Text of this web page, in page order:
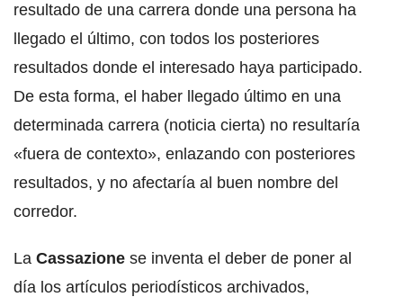
resultado de una carrera donde una persona ha
llegado el último, con todos los posteriores
resultados donde el interesado haya participado.
De esta forma, el haber llegado último en una
determinada carrera (noticia cierta) no resultaría
«fuera de contexto», enlazando con posteriores
resultados, y no afectaría al buen nombre del
corredor.
La Cassazione se inventa el deber de poner al
día los artículos periodísticos archivados,